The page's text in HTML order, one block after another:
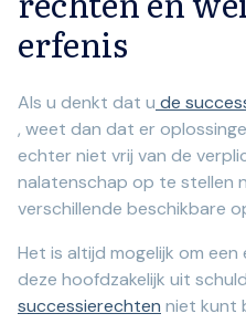
erfenis
Als u denkt dat u de
, weet dan dat er
echter niet vrij van de
nalatenschap op te stellen
verschillende beschikbare
Het is altijd mogelijk om
deze hoofdzakelijk uit
successierechten niet kunt